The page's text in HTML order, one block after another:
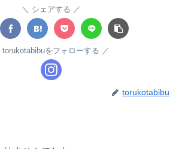
シェアする
torukotabibuをフォローする
torukotabibu